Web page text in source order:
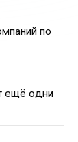
по
ещё одни